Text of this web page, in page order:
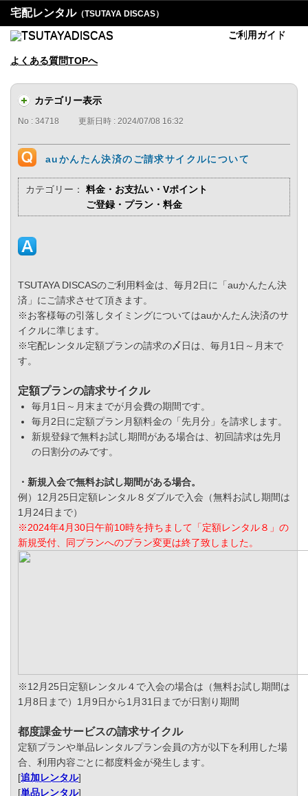
宅配レンタル（TSUTAYA DISCAS）
ご利用ガイド
よくある質問TOPへ
カテゴリー表示
No : 34718 更新日時 : 2024/07/08 16:32
auかんたん決済のご請求サイクルについて
カテゴリー：
料金・お支払い・Vポイント
ご登録・プラン・料金
TSUTAYA DISCASのご利用料金は、毎月2日に「auかんたん決
済」にご請求させて頂きます。
※お客様毎の引落しタイミングについてはauかんたん決済のサ
イクルに準じます。
※宅配レンタル定額プランの請求の〆日は、毎月1日～月末で
す。
定額プランの請求サイクル
毎月1日～月末までが月会費の期間です。
毎月2日に定額プラン月額料金の「先月分」を請求します。
新規登録で無料お試し期間がある場合は、初回請求は先月
の日割分のみです。
・新規入会で無料お試し期間がある場合。
例）12月25日定額レンタル８ダブルで入会（無料お試し期間は
1月24日まで）
※2024年4月30日午前10時を持ちまして「定額レンタル８」の
新規受付、同プランへのプラン変更は終了致しました。
※12月25日定額レンタル４で入会の場合は（無料お試し期間は
1月8日まで）1月9日から1月31日までが日割り期間
都度課金サービスの請求サイクル
定額プランや単品レンタルプラン会員の方が以下を利用した場
合、利用内容ごとに都度料金が発生します。
[追加レンタル]
[単品レンタル]